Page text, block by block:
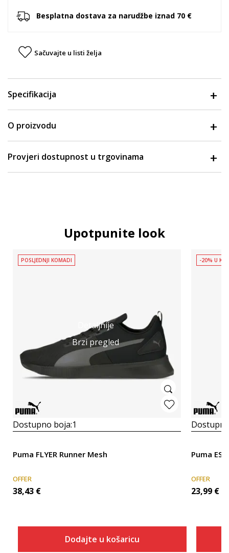
Besplatna dostava za narudžbe iznad 70 €
Sačuvajte u listi želja
Specifikacija
O proizvodu
Provjeri dostupnost u trgovinama
Upotpunite look
Detaljnije
Brzi pregled
POSLJEDNJI KOMADI
Dostupno boja:1
Puma FLYER Runner Mesh
OFFER
38,43 €
Dodajte u košaricu
-20% U
Puma
OFFER
23,99 €